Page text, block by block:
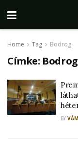
Home Tag Bodrog
Címke: Bodrog
BY